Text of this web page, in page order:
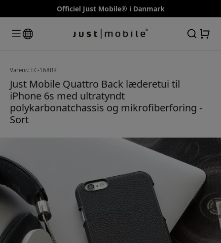
Officiel Just Mobile® i Danmark
Varenr.: LC-168BK
Just Mobile Quattro Back læderetui til
iPhone 6s med ultratyndt
polykarbonatchassis og mikrofiberforing -
Sort